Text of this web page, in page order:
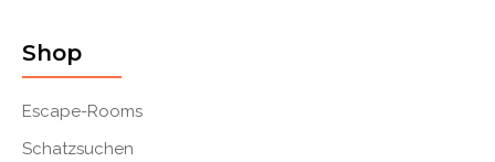
Shop
Escape-Rooms
Schatzsuchen